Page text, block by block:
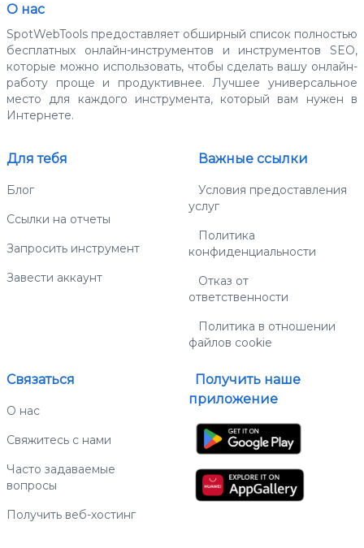
О нас
SpotWebTools предоставляет обширный список полностью
бесплатных онлайн-инструментов и инструментов SEO,
которые можно использовать, чтобы сделать вашу онлайн-
работу проще и продуктивнее. Лучшее универсальное
место для каждого инструмента, который вам нужен в
Интернете.
Для тебя
Блог
Ссылки на отчеты
Запросить инструмент
Завести аккаунт
Важные ссылки
Условия предоставления
услуг
Политика
конфиденциальности
Отказ от
ответственности
Политика в отношении
файлов cookie
Связаться
О нас
Свяжитесь с нами
Часто задаваемые
вопросы
Получить веб-хостинг
Получить наше
приложение